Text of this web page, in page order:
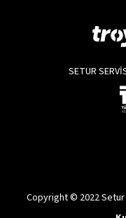
SETUR
Copyright © 2022 Setur